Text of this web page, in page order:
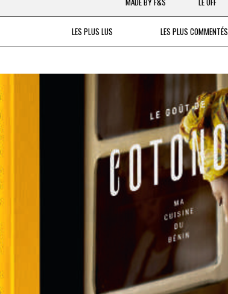
CHEFS & ACTUALITÉS
DESTIN DE FEMME
V…DE VOYAGE
LES PLUS LUS LES PLUS COMMENTÉS